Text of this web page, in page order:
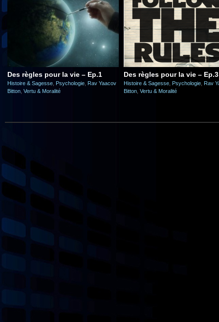
Des règles pour la vie – Ep.1
Histoire & Sagesse Psychologie Rav Yaacov
Bitton Vertu & Moralité
Des règles pour la vie – Ep.3
Histoire & Sagesse Psychologie Rav
Bitton Vertu & Moralité